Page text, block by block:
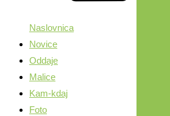
Naslovnica
Novice
Oddaje
Malice
Kam-kdaj
Foto